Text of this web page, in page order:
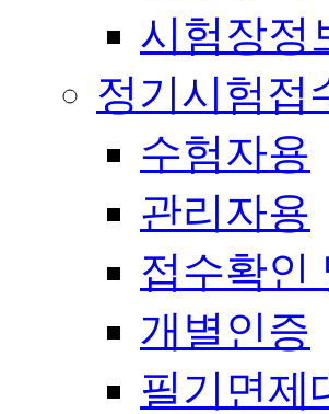
시험장정
정기시험접
수험자용
관리자용
접수확인
개별인증
필기면제